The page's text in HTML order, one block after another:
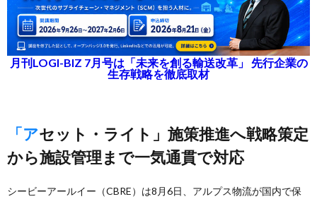
月刊LOGI-BIZ 7月号は「未来を創る輸送改革」 先行企業の
生存戦略を徹底取材
「アセット・ライト」施策推進へ戦略策定
から施設管理まで一気通貫で対応
シービーアールイー（CBRE）は8月6日、アルプス物流が国内で保